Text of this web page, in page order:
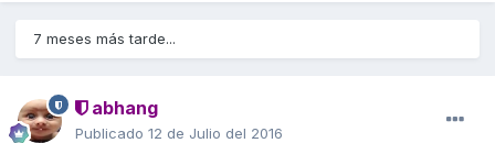
7 meses más tarde...
abhang
Publicado 12 de Julio del 2016